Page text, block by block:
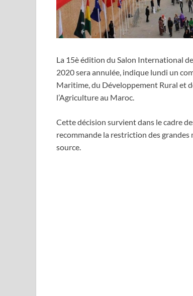
La 15è édition du Salon International
2020 sera annulée, indique lundi un
Maritime, du Développement Rural et
l’Agriculture au Maroc.
Cette décision survient dans le cadre
recommande la restriction des
source.